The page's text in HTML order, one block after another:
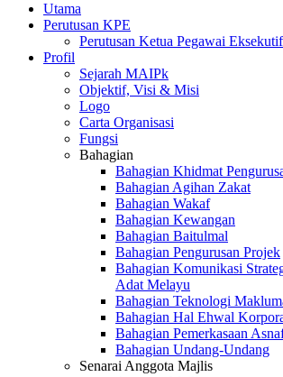
Utama
Perutusan KPE
Perutusan Ketua Pegawai Eksekutif
Profil
Sejarah MAIPk
Objektif, Visi & Misi
Logo
Carta Organisasi
Fungsi
Bahagian
Bahagian Khidmat
Bahagian Agihan Zakat
Bahagian Wakaf
Bahagian Kewangan
Bahagian Baitulmal
Bahagian Pengurusan Projek
Bahagian Komunikasi
Adat Melayu
Bahagian Teknologi
Bahagian Hal Ehwal
Bahagian Pemerkasaan
Bahagian Undang-Undang
Senarai Anggota Majlis